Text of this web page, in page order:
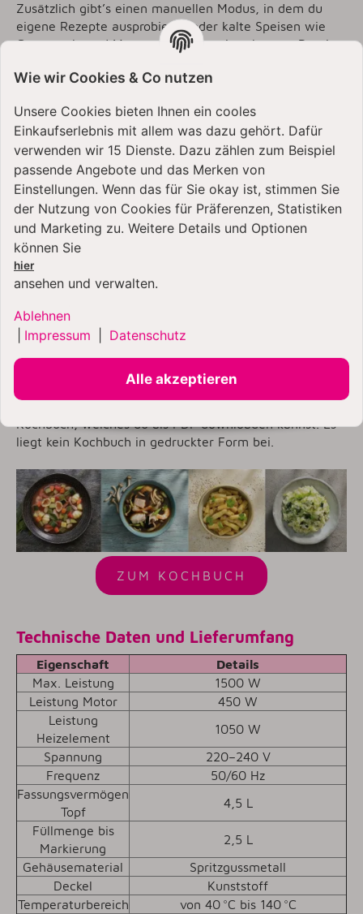
Zusätzlich gibt’s einen manuellen Modus, in dem du
eigene Rezepte ausprobieren oder kalte Speisen wie
Guacamole und Mayonnaise zubereiten kannst. Damit
Rezept anpassen.
Rezeptinspiration als PDF für
deinen KitchenAid Cook
Kochbuch, welches du als PDF downloaden kannst. Es
liegt kein Kochbuch in gedruckter Form bei.
ZUM KOCHBUCH
Technische Daten und Lieferumfang
Eigenschaft
Details
Max. Leistung
1500 W
Leistung Motor
450 W
Leistung
Heizelement
1050 W
Spannung
220–240 V
Frequenz
50/60 Hz
Fassungsvermögen
Topf
4,5 L
Füllmenge bis
Markierung
2,5 L
Gehäusematerial
Spritzgussmetall
Deckel
Kunststoff
Temperaturbereich
von 40 °C bis 140 °C
Wie wir Cookies & Co nutzen
Unsere Cookies bieten Ihnen ein cooles
Einkaufserlebnis mit allem was dazu gehört. Dafür
verwenden wir 15 Dienste. Dazu zählen zum Beispiel
passende Angebote und das Merken von
Einstellungen. Wenn das für Sie okay ist, stimmen Sie
der Nutzung von Cookies für Präferenzen, Statistiken
und Marketing zu. Weitere Details und Optionen
können Sie
hier
ansehen und verwalten.
Ablehnen
Impressum Datenschutz
Alle akzeptieren